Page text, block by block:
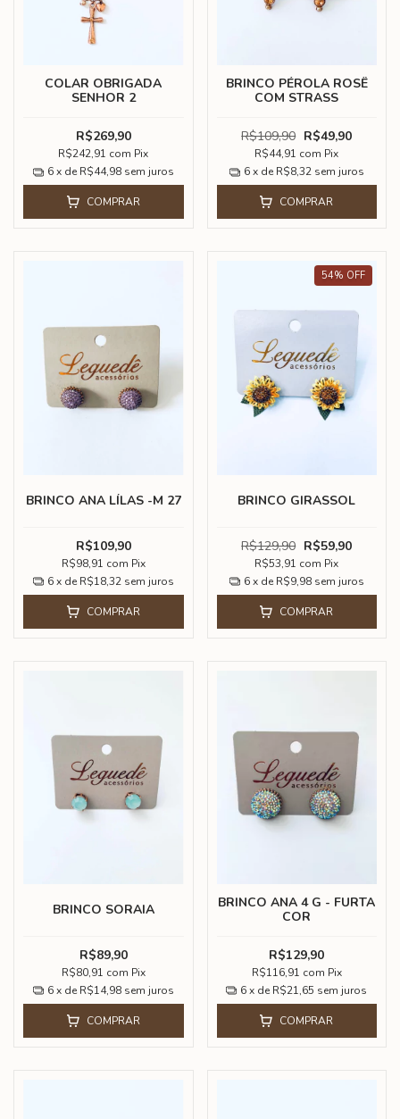
COLAR OBRIGADA
SENHOR 2
R$269,90
R$242,91 com Pix
6 x de R$44,98 sem juros
COMPRAR
BRINCO PÉROLA ROSÊ
COM STRASS
R$109,90 R$49,90
R$44,91 com Pix
6 x de R$8,32 sem juros
COMPRAR
BRINCO ANA LÍLAS -M 27
R$109,90
R$98,91 com Pix
6 x de R$18,32 sem juros
COMPRAR
54% OFF
BRINCO GIRASSOL
R$129,90 R$59,90
R$53,91 com Pix
6 x de R$9,98 sem juros
COMPRAR
BRINCO SORAIA
R$89,90
R$80,91 com Pix
6 x de R$14,98 sem juros
COMPRAR
BRINCO ANA 4 G - FURTA
COR
R$129,90
R$116,91 com Pix
6 x de R$21,65 sem juros
COMPRAR